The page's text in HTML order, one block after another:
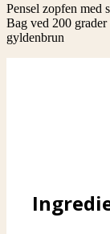
Pensel zopfen med
Bag ved 200
gyldenbrun